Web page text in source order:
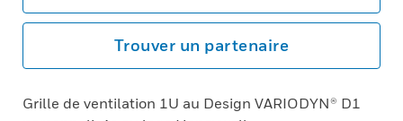
Trouver un partenaire
Grille de ventilation 1U au Design VARIODYN® D1